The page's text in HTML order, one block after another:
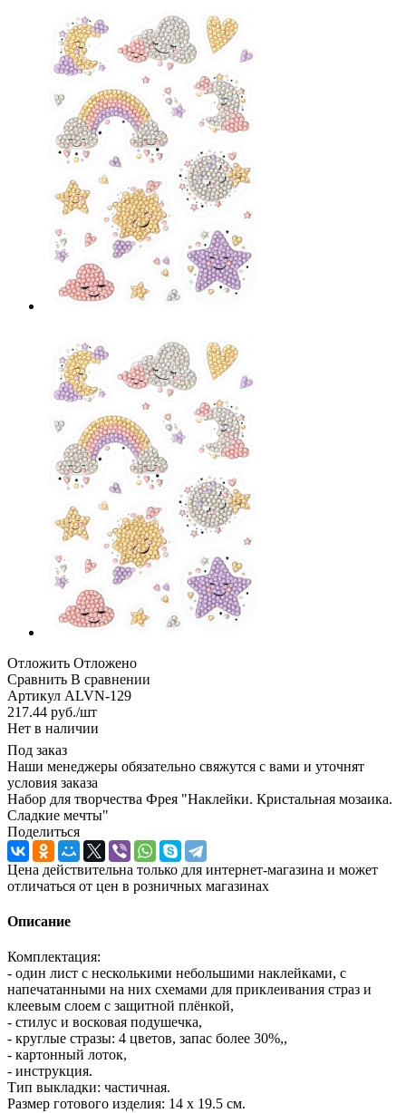
Отложить Отложено
Сравнить В сравнении
Артикул ALVN-129
217.44 руб./шт
Нет в наличии
Под заказ
Наши менеджеры обязательно свяжутся с вами и уточнят
условия заказа
Набор для творчества Фрея "Наклейки. Кристальная мозаика.
Сладкие мечты"
Поделиться
Цена действительна только для интернет-магазина и может
отличаться от цен в розничных магазинах
Описание
Комплектация:
- один лист с несколькими небольшими наклейками, с
напечатанными на них схемами для приклеивания страз и
клеевым слоем с защитной плёнкой,
- стилус и восковая подушечка,
- круглые стразы: 4 цветов, запас более 30%,,
- картонный лоток,
- инструкция.
Тип выкладки: частичная.
Размер готового изделия: 14 х 19.5 см.